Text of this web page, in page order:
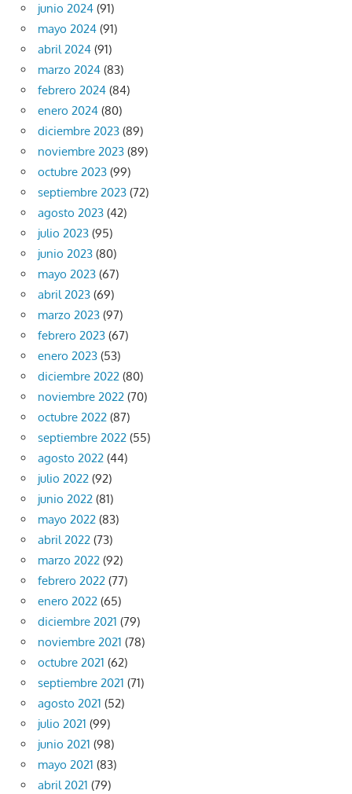
junio 2024 (91)
mayo 2024 (91)
abril 2024 (91)
marzo 2024 (83)
febrero 2024 (84)
enero 2024 (80)
diciembre 2023 (89)
noviembre 2023 (89)
octubre 2023 (99)
septiembre 2023 (72)
agosto 2023 (42)
julio 2023 (95)
junio 2023 (80)
mayo 2023 (67)
abril 2023 (69)
marzo 2023 (97)
febrero 2023 (67)
enero 2023 (53)
diciembre 2022 (80)
noviembre 2022 (70)
octubre 2022 (87)
septiembre 2022 (55)
agosto 2022 (44)
julio 2022 (92)
junio 2022 (81)
mayo 2022 (83)
abril 2022 (73)
marzo 2022 (92)
febrero 2022 (77)
enero 2022 (65)
diciembre 2021 (79)
noviembre 2021 (78)
octubre 2021 (62)
septiembre 2021 (71)
agosto 2021 (52)
julio 2021 (99)
junio 2021 (98)
mayo 2021 (83)
abril 2021 (79)